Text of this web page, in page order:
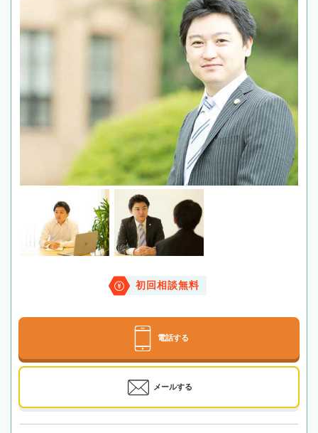
初回相談無料
電話する
メールする